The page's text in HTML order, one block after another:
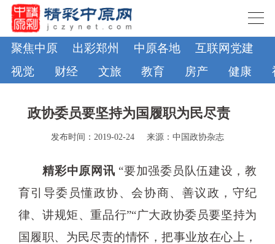
聚焦中原 出彩郑州 中原各地 互联网党建
视觉
财经 文旅 教育 房产 健康
政协委员要坚持为国履职为民尽责
发布时间：2019-02-24 来源：中国政协杂志
精彩中原网讯 “要加强委员队伍建设，教
育引导委员懂政协、会协商、善议政，守纪
律、讲规矩、重品行”“广大政协委员要坚持为
国履职、为民尽责的情怀，把事业放在心上，